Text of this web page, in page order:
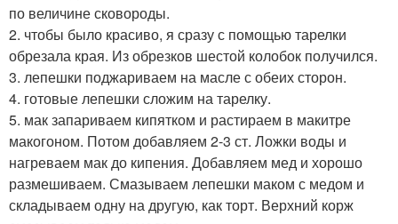
по величине сковороды.
2. чтобы было красиво, я сразу с помощью тарелки
обрезала края. Из обрезков шестой колобок получился.
3. лепешки поджариваем на масле с обеих сторон.
4. готовые лепешки сложим на тарелку.
5. мак запариваем кипятком и растираем в макитре
макогоном. Потом добавляем 2-3 ст. Ложки воды и
нагреваем мак до кипения. Добавляем мед и хорошо
размешиваем. Смазываем лепешки маком с медом и
складываем одну на другую, как торт. Верхний корж